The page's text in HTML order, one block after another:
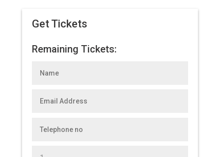
Get Tickets
Remaining Tickets: